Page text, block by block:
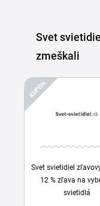
Svet
zmeškali
KUPÓN
Svet svietidiel
12 % zľava na
svietidlá